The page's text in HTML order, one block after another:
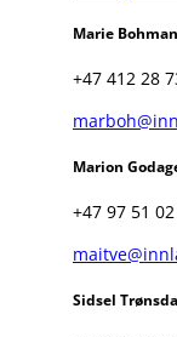
Marie
+47 412 28
Marion
+47 97 51
Sidsel